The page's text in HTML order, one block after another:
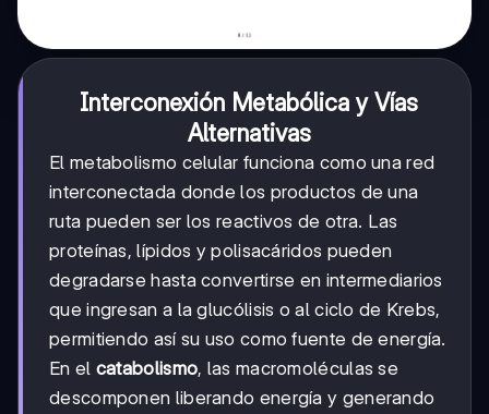
Interconexión Metabólica y Vías
Alternativas
El metabolismo celular funciona como una red
interconectada donde los productos de una
ruta pueden ser los reactivos de otra. Las
proteínas, lípidos y polisacáridos pueden
degradarse hasta convertirse en intermediarios
que ingresan a la glucólisis o al ciclo de Krebs,
permitiendo así su uso como fuente de energía.
En el catabolismo, las macromoléculas se
descomponen liberando energía y generando